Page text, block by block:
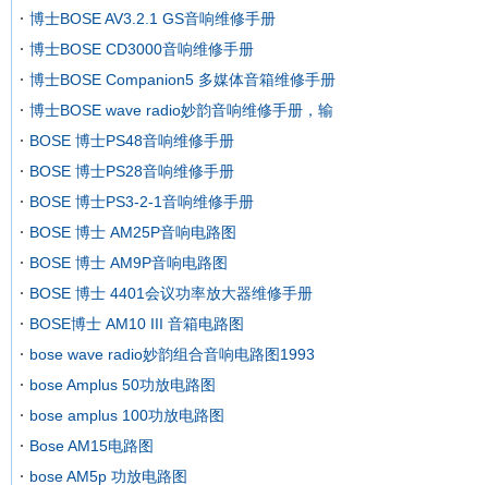
博士BOSE AV3.2.1 GS音响维修手册
博士BOSE CD3000音响维修手册
博士BOSE Companion5 多媒体音箱维修手册
博士BOSE wave radio妙韵音响维修手册，输
BOSE 博士PS48音响维修手册
BOSE 博士PS28音响维修手册
BOSE 博士PS3-2-1音响维修手册
BOSE 博士 AM25P音响电路图
BOSE 博士 AM9P音响电路图
BOSE 博士 4401会议功率放大器维修手册
BOSE博士 AM10 III 音箱电路图
bose wave radio妙韵组合音响电路图1993
bose Amplus 50功放电路图
bose amplus 100功放电路图
Bose AM15电路图
bose AM5p 功放电路图